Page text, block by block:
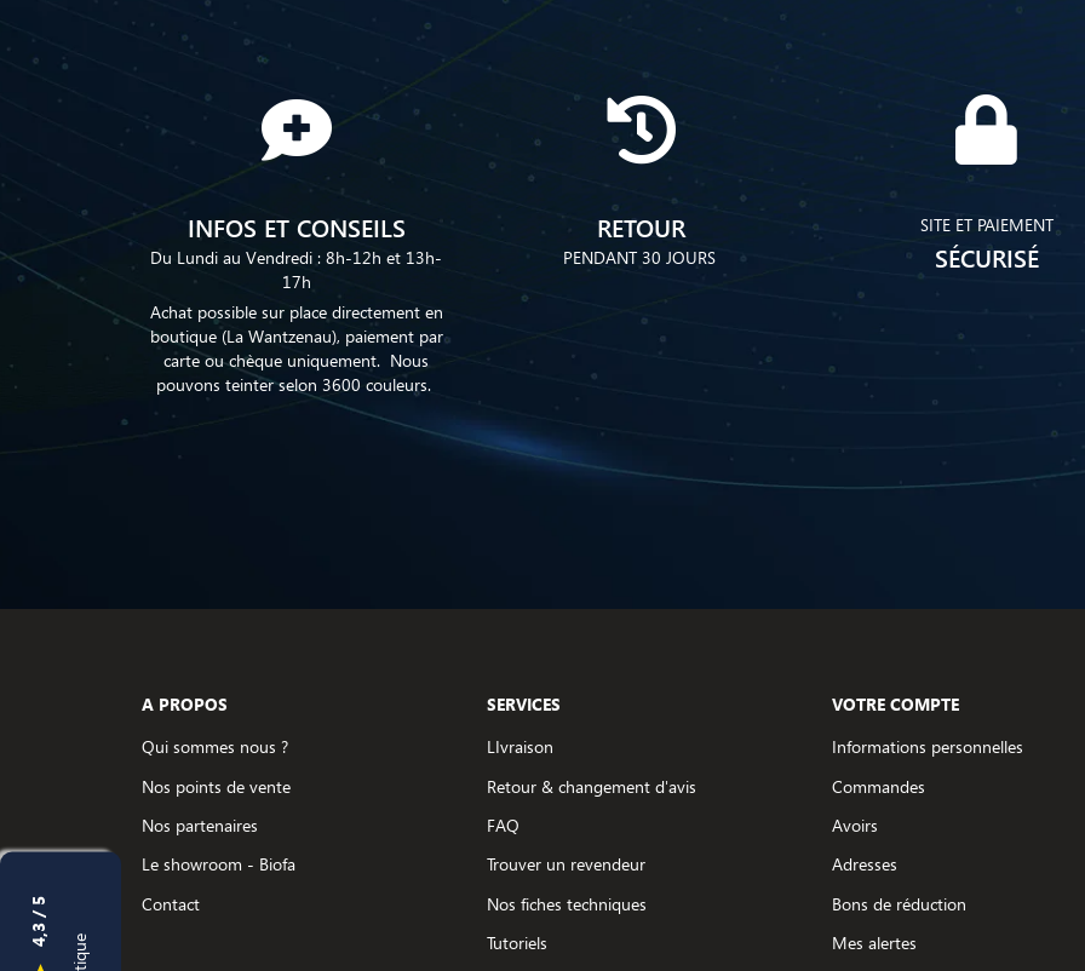
4,3 / 5
INFOS ET CONSEILS
Du Lundi au Vendredi : 8h-12h et 13h-
17h
Achat possible sur place directement en
boutique (La Wantzenau), paiement par
carte ou chèque uniquement. Nous
pouvons teinter selon 3600 couleurs.
RETOUR
PENDANT 30 JOURS
SITE ET PAIEMENT
SÉCURISÉ
A PROPOS
Qui sommes nous ?
Nos points de vente
Nos partenaires
Le showroom - Biofa
Contact
SERVICES
LIvraison
Retour & changement d'avis
FAQ
Trouver un revendeur
Nos fiches techniques
Tutoriels
VOTRE COMPTE
Informations personnelles
Commandes
Avoirs
Adresses
Bons de réduction
Mes alertes